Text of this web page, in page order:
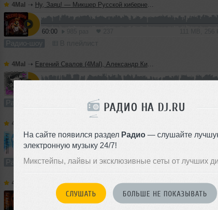
РАДИО НА DJ.RU
На сайте появился раздел Радио — слушайте
электронную музыку 24/7!
Микстейпы, лайвы и эксклюзивные сеты от лучших
СЛУШАТЬ БОЛЬШЕ НЕ ПОКАЗЫВАТЬ
4Mal ➝ Ну, Заяц! — Микшер Русской кибернетики 460 с Евгением Сваловым (4Mal) и Александром Киреевым (22.07.2026)
60:00
Радио-шоу
4Mal ➝ Евгений Свалов (4Mal), Александр Киреев — Русская кибернетика 725 (22.07.2026)
Радио-шоу В плейлист (в 1 плейлисте)
4Mal
10:26 1227 раз 288
Радио-шоу В плейлист
4Mal Vladislav Romodan pres. Vlad Positive — Микшер Русской кибернетики 459, Part 1, с Евгением Сваловым (4Mal) и Александром Киреевым (15.07.2026)